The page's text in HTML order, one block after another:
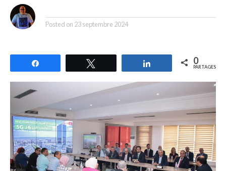
Posted on 23 septembre 2024
Partagez 0
PARTAGES